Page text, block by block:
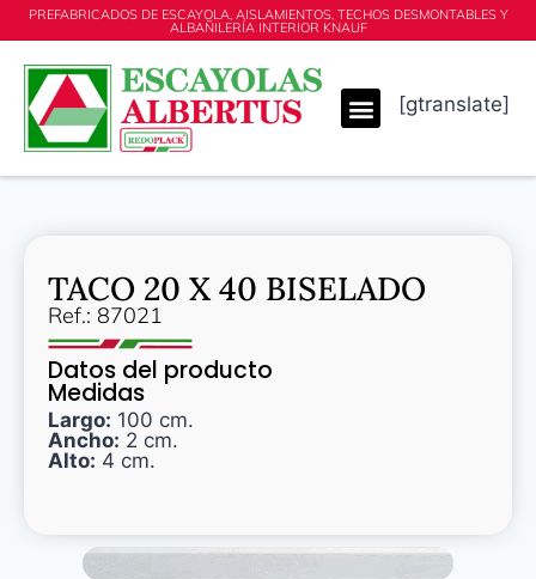
PREFABRICADOS DE ESCAYOLA, AISLAMIENTOS, TECHOS DESMONTABLES Y
ALBAÑILERÍA INTERIOR KNAUF
[gtranslate]
TACO 20 X 40 BISELADO
Ref.: 87021
Datos del producto
Medidas
Largo: 100 cm.
Ancho: 2 cm.
Alto: 4 cm.